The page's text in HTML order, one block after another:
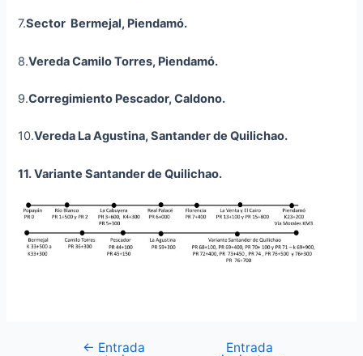
7.Sector Bermejal, Piendamó.
8.Vereda Camilo Torres, Piendamó.
9.Corregimiento Pescador, Caldono.
10.Vereda La Agustina, Santander de Quilichao.
11. Variante Santander de Quilichao.
← Entrada Entrada